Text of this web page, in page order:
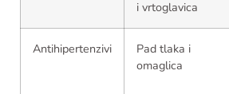
i vrtoglavica
Antihipertenzivi
Pad tlaka i
omaglica